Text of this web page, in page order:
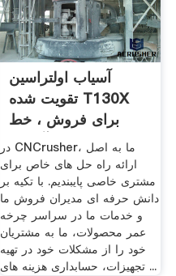
آسیاب اولتراسین
تقویت شده T130X
برای فروش ، خط
آسیاب .
در CNCrusher، ما به اصل
ارائه راه حل های خاص برای
مشتری خاصی پایبندیم. با تکیه بر
دانش حرفه ای مدیران فروش ما
و خدمات ما در سراسر چرخه
عمر محصولات، ما به مشتریان
خود را از مشکلات خود در تهیه
تجهیزات، حسابداری هزینه های ...